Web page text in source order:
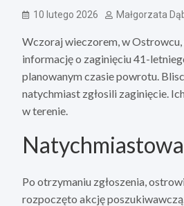
10 lutego 2026 Małgorzata
Wczoraj wieczorem, w
informację o zaginięciu 41-
planowanym czasie powrotu.
natychmiast zgłosili zaginięcie.
w terenie.
Po otrzymaniu zgłoszenia,
rozpoczęto akcję